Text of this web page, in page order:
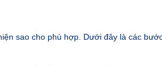
sao cho phù hợp. Dưới đây là các